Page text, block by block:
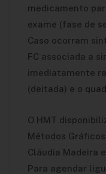
medicamento
exame (fase de
Caso ocorram
FC associada a
imediatamente
(deitada) e o
O HMT
Métodos
Cláudia Madeira
Para agendar